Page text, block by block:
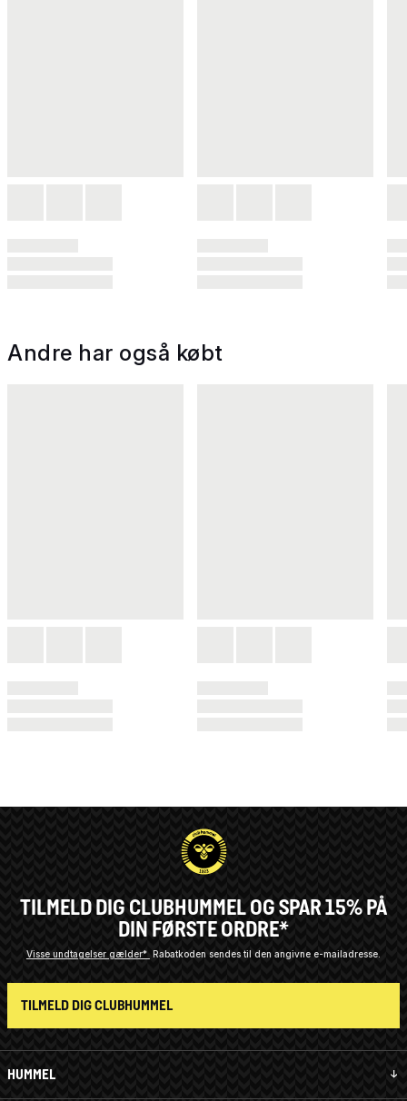
Andre har også købt
HUMMEL
TILMELD DIG CLUBHUMMEL OG SPAR 15% PÅ
DIN FØRSTE ORDRE*
Visse undtagelser gælder* Rabatkoden sendes til den angivne e-mailadresse.
TILMELD DIG CLUBHUMMEL